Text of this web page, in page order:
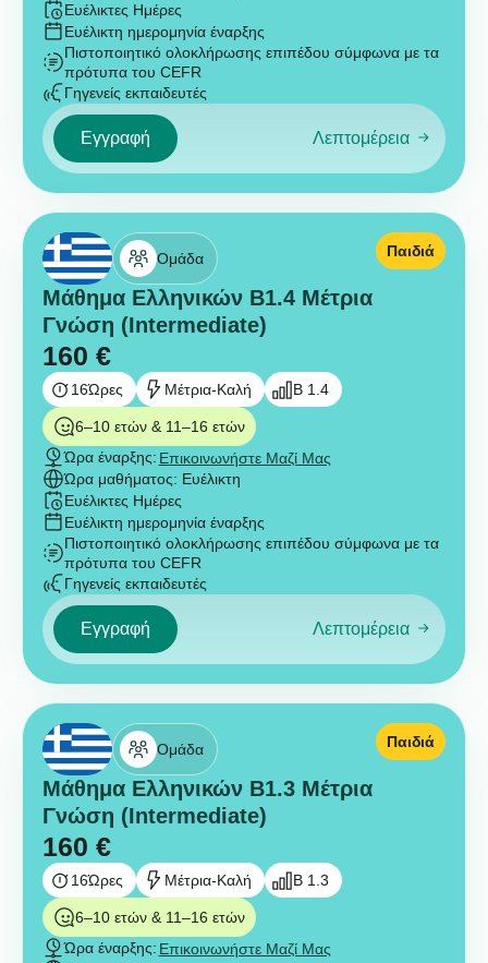
Ευέλικτες Ημέρες
Ευέλικτη ημερομηνία έναρξης
Πιστοποιητικό ολοκλήρωσης επιπέδου σύμφωνα με τα
πρότυπα του CEFR
Γηγενείς εκπαιδευτές
Εγγραφή Λεπτομέρεια
Ομάδα
Μάθημα Ελληνικών B1.4 Μέτρια
Γνώση (Intermediate)
160 €
Παιδιά
16Ώρες Μέτρια-Καλή B 1.4
6–10 ετών & 11–16 ετών
Ώρα έναρξης: Επικοινωνήστε Μαζί Μας
Ώρα μαθήματος: Ευέλικτη
Ευέλικτες Ημέρες
Ευέλικτη ημερομηνία έναρξης
Πιστοποιητικό ολοκλήρωσης επιπέδου σύμφωνα με τα
πρότυπα του CEFR
Γηγενείς εκπαιδευτές
Εγγραφή Λεπτομέρεια
Ομάδα
Μάθημα Ελληνικών B1.3 Μέτρια
Γνώση (Intermediate)
160 €
Παιδιά
16Ώρες Μέτρια-Καλή B 1.3
6–10 ετών & 11–16 ετών
Ώρα έναρξης: Επικοινωνήστε Μαζί Μας